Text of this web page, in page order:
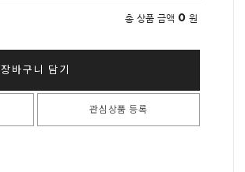
총 상품 금액 0 원
장바구니 담기
관심상품 등록